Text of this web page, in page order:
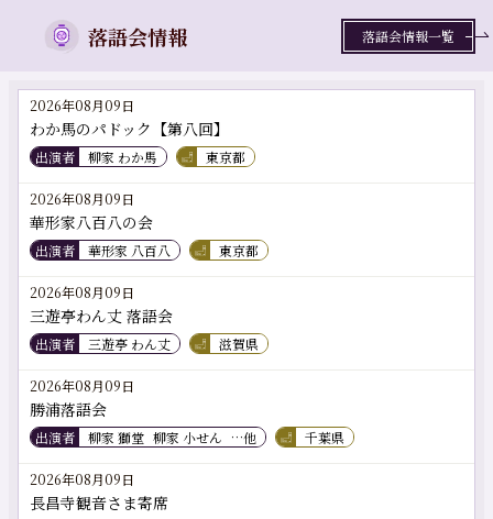
落語会情報
2026年08月09日
わか馬のパドック【第八回】
出演者 柳家 わか馬 東京都
2026年08月09日
華形家八百八の会
出演者 華形家 八百八 東京都
2026年08月09日
三遊亭わん丈 落語会
出演者 三遊亭 わん丈 滋賀県
2026年08月09日
勝浦落語会
出演者 柳家 獅堂 柳家 小せん …他 千葉県
2026年08月09日
長昌寺観音さま寄席
落語会情報一覧